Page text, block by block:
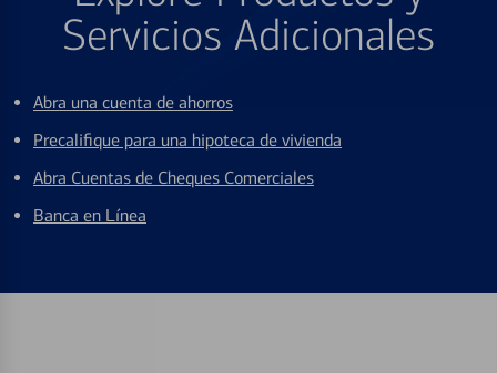
Servicios Adicionales
Abra una cuenta de ahorros
Precalifique para una hipoteca de vivienda
Abra Cuentas de Cheques Comerciales
Banca en Línea